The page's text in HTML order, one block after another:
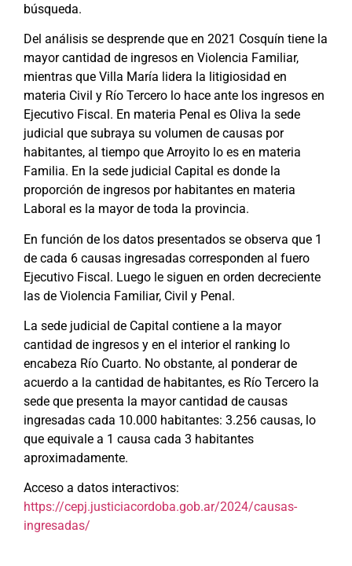
búsqueda.
Del análisis se desprende que en 2021 Cosquín tiene la
mayor cantidad de ingresos en Violencia Familiar,
mientras que Villa María lidera la litigiosidad en
materia Civil y Río Tercero lo hace ante los ingresos en
Ejecutivo Fiscal. En materia Penal es Oliva la sede
judicial que subraya su volumen de causas por
habitantes, al tiempo que Arroyito lo es en materia
Familia. En la sede judicial Capital es donde la
proporción de ingresos por habitantes en materia
Laboral es la mayor de toda la provincia.
En función de los datos presentados se observa que 1
de cada 6 causas ingresadas corresponden al fuero
Ejecutivo Fiscal. Luego le siguen en orden decreciente
las de Violencia Familiar, Civil y Penal.
La sede judicial de Capital contiene a la mayor
cantidad de ingresos y en el interior el ranking lo
encabeza Río Cuarto. No obstante, al ponderar de
acuerdo a la cantidad de habitantes, es Río Tercero la
sede que presenta la mayor cantidad de causas
ingresadas cada 10.000 habitantes: 3.256 causas, lo
que equivale a 1 causa cada 3 habitantes
aproximadamente.
Acceso a datos interactivos:
https://cepj.justiciacordoba.gob.ar/2024/causas-
ingresadas/